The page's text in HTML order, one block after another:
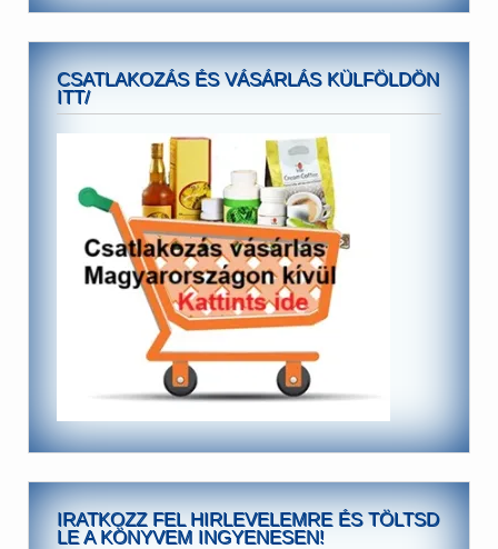
CSATLAKOZÁS ÉS VÁSÁRLÁS KÜLFÖLDÖN
ITT/
IRATKOZZ FEL HIRLEVELEMRE ÉS TÖLTSD
LE A KÖNYVEM INGYENESEN!